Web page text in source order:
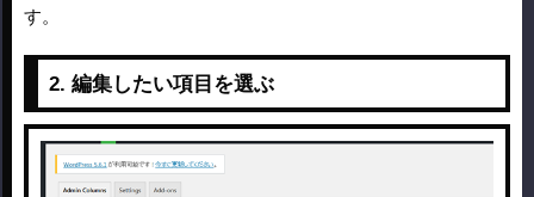
す。
2. 編集したい項目を選ぶ